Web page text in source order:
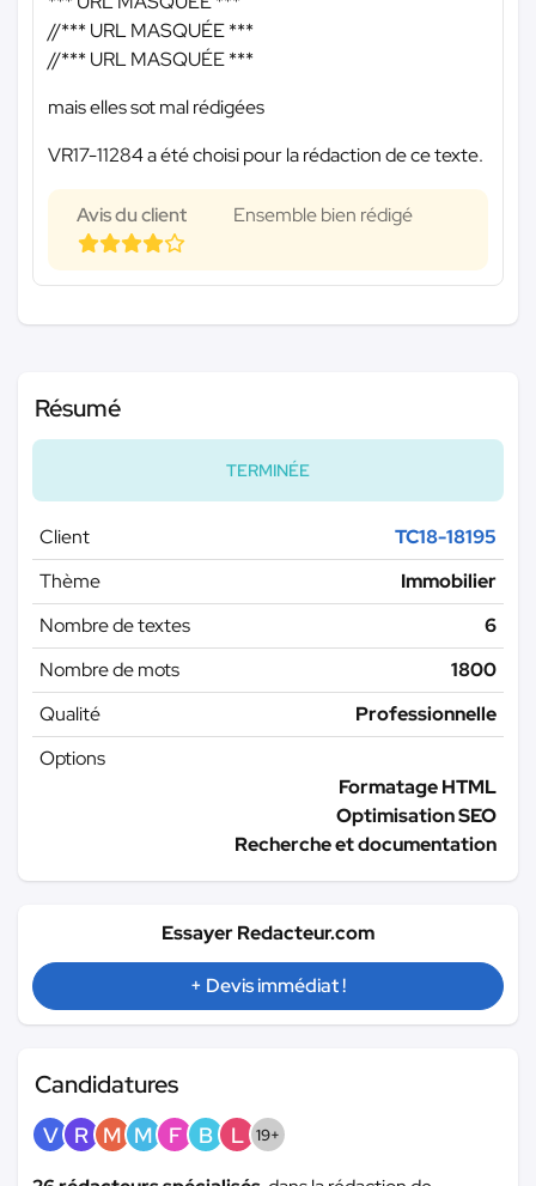
//*** URL MASQUÉE ***
//*** URL MASQUÉE ***
mais elles sot mal rédigées
VR17-11284 a été choisi pour la rédaction de ce texte.
Avis du client Ensemble bien rédigé
Résumé
TERMINÉE
Client
TC18-18195
Thème
Immobilier
Nombre de textes
6
Nombre de mots
1800
Qualité
Professionnelle
Options
Formatage HTML
Optimisation SEO
Recherche et documentation
Essayer Redacteur.com
+ Devis immédiat !
Candidatures
V R M M F B L 19+